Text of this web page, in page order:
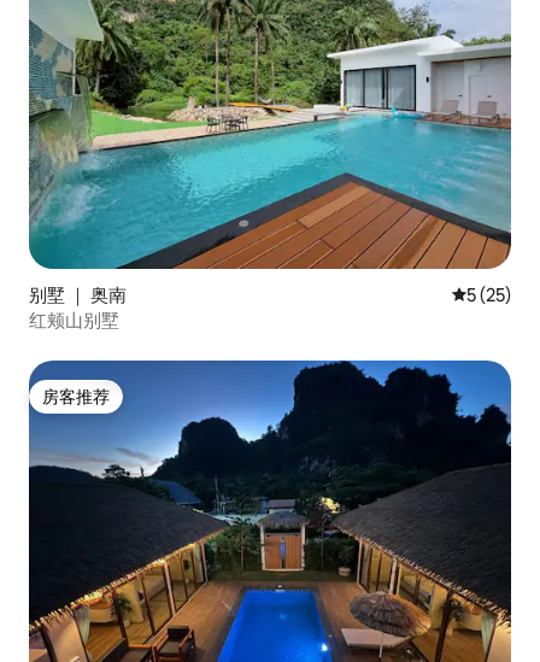
别墅 ｜ 奥南 平均评分
5 (25)
红颊山别墅
房客推荐
房客推荐